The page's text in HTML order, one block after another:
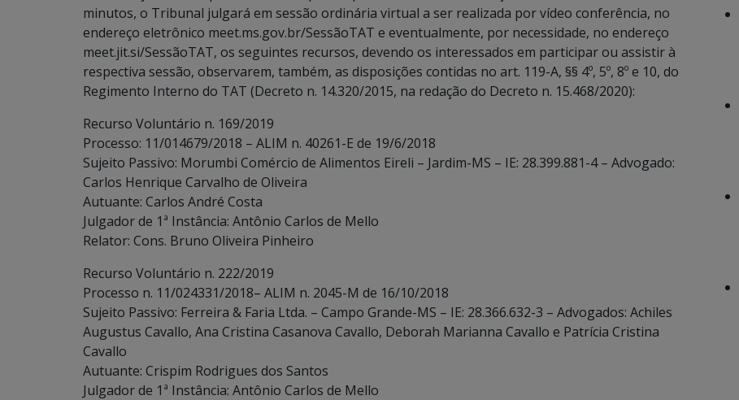
minutos, o Tribunal julgará em sessão ordinária virtual a ser realizada por vídeo conferência, no
endereço eletrônico meet.ms.gov.br/SessãoTAT e eventualmente, por necessidade, no endereço
meet.jit.si/SessãoTAT, os seguintes recursos, devendo os interessados em participar ou assistir à
respectiva sessão, observarem, também, as disposições contidas no art. 119-A, §§ 4º, 5º, 8º e 10, do
Regimento Interno do TAT (Decreto n. 14.320/2015, na redação do Decreto n. 15.468/2020):
Recurso Voluntário n. 169/2019
Processo: 11/014679/2018 – ALIM n. 40261-E de 19/6/2018
Sujeito Passivo: Morumbi Comércio de Alimentos Eireli – Jardim-MS – IE: 28.399.881-4 – Advogado:
Carlos Henrique Carvalho de Oliveira
Autuante: Carlos André Costa
Julgador de 1ª Instância: Antônio Carlos de Mello
Relator: Cons. Bruno Oliveira Pinheiro
Recurso Voluntário n. 222/2019
Processo n. 11/024331/2018– ALIM n. 2045-M de 16/10/2018
Sujeito Passivo: Ferreira & Faria Ltda. – Campo Grande-MS – IE: 28.366.632-3 – Advogados: Achiles
Augustus Cavallo, Ana Cristina Casanova Cavallo, Deborah Marianna Cavallo e Patrícia Cristina
Cavallo
Autuante: Crispim Rodrigues dos Santos
Julgador de 1ª Instância: Antônio Carlos de Mello